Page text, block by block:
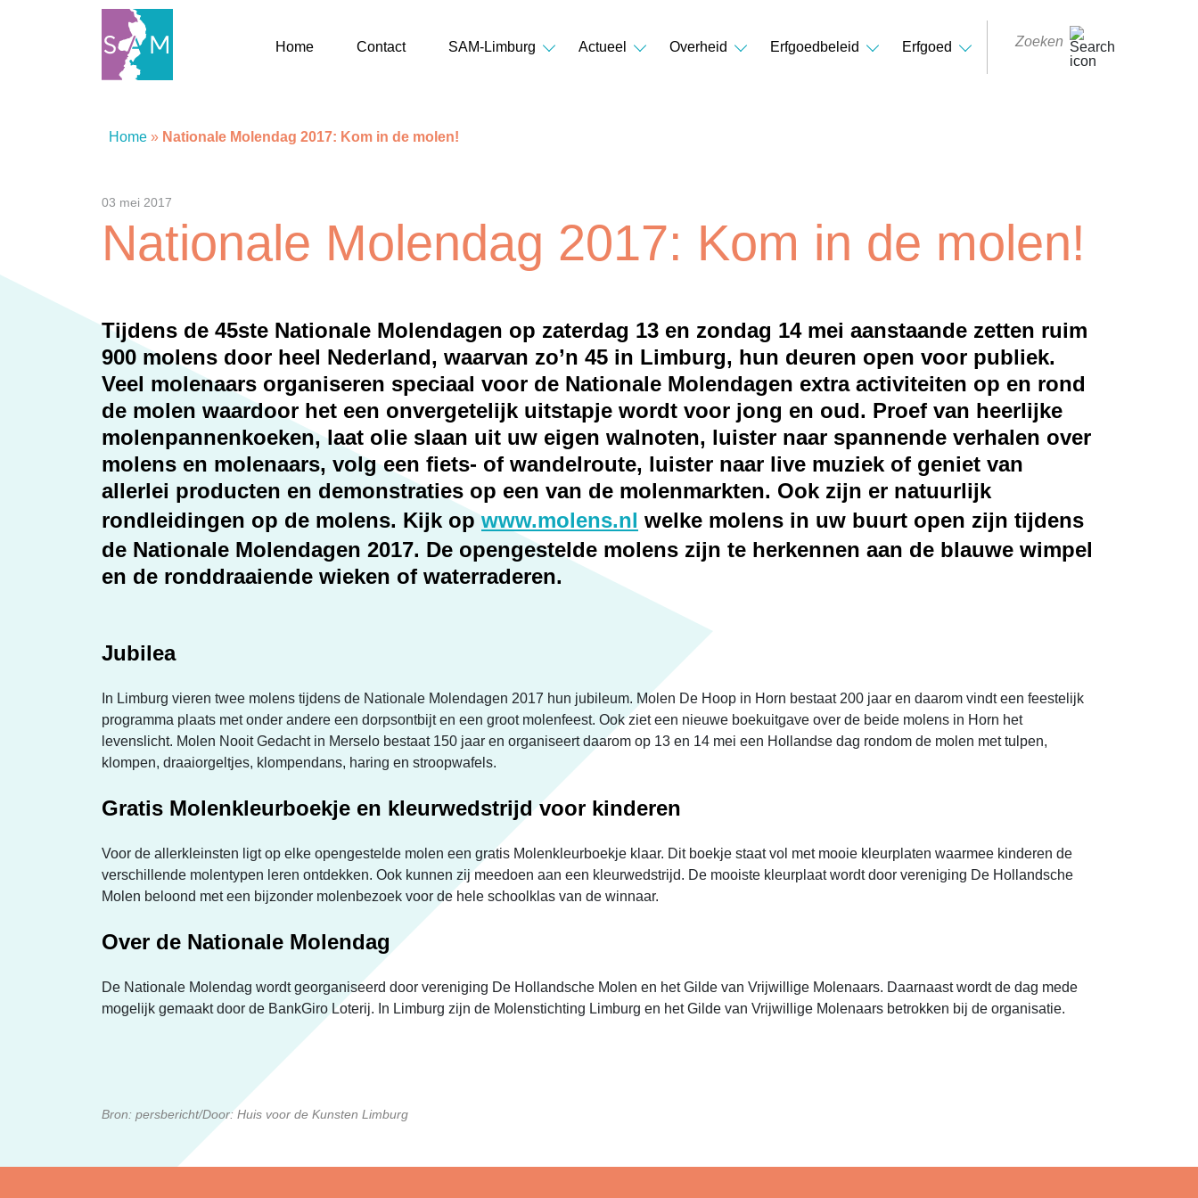
Home Contact SAM-Limburg Actueel Overheid Erfgoedbeleid Erfgoed
Home
Contact
SAM Limburg
Actueel
Overheid
Erfgoed
Home » Nationale Molendag 2017: Kom in de molen!
03 mei 2017
Nationale Molendag 2017: Kom in de molen!
Tijdens de 45ste Nationale Molendagen op zaterdag 13 en zondag 14 mei aanstaande zetten ruim
900 molens door heel Nederland, waarvan zo’n 45 in Limburg, hun deuren open voor publiek.
Veel molenaars organiseren speciaal voor de Nationale Molendagen extra activiteiten op en rond
de molen waardoor het een onvergetelijk uitstapje wordt voor jong en oud. Proef van heerlijke
molenpannenkoeken, laat olie slaan uit uw eigen walnoten, luister naar spannende verhalen over
molens en molenaars, volg een fiets- of wandelroute, luister naar live muziek of geniet van
allerlei producten en demonstraties op een van de molenmarkten. Ook zijn er natuurlijk
rondleidingen op de molens. Kijk opwww.molens.nl welke molens in uw buurt open zijn tijdens
de Nationale Molendagen 2017. De opengestelde molens zijn te herkennen aan de blauwe wimpel
en de ronddraaiende wieken of waterraderen.
Jubilea
In Limburg vieren twee molens tijdens de Nationale Molendagen 2017 hun jubileum. Molen De Hoop in Horn bestaat 200 jaar en daarom vindt een feestelijk
programma plaats met onder andere een dorpsontbijt en een groot molenfeest. Ook ziet een nieuwe boekuitgave over de beide molens in Horn het
levenslicht. Molen Nooit Gedacht in Merselo bestaat 150 jaar en organiseert daarom op 13 en 14 mei een Hollandse dag rondom de molen met tulpen,
klompen, draaiorgeltjes, klompendans, haring en stroopwafels.
Gratis Molenkleurboekje en kleurwedstrijd voor kinderen
Voor de allerkleinsten ligt op elke opengestelde molen een gratis Molenkleurboekje klaar. Dit boekje staat vol met mooie kleurplaten waarmee kinderen de
verschillende molentypen leren ontdekken. Ook kunnen zij meedoen aan een kleurwedstrijd. De mooiste kleurplaat wordt door vereniging De Hollandsche
Molen beloond met een bijzonder molenbezoek voor de hele schoolklas van de winnaar.
Over de Nationale Molendag
De Nationale Molendag wordt georganiseerd door vereniging De Hollandsche Molen en het Gilde van Vrijwillige Molenaars. Daarnaast wordt de dag mede
mogelijk gemaakt door de BankGiro Loterij. In Limburg zijn de Molenstichting Limburg en het Gilde van Vrijwillige Molenaars betrokken bij de organisatie.
Bron: persbericht/Door: Huis voor de Kunsten Limburg